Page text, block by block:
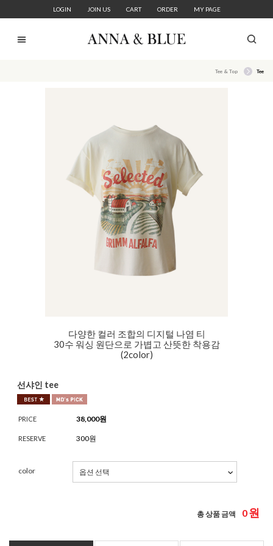
LOGIN JOIN US CART ORDER MY PAGE
Tee & Top Tee
다양한 컬러 조합의 디지털 나염 티
30수 워싱 원단으로 가볍고 산뜻한 착용감
(2color)
선샤인 tee
PRICE 38,000원
RESERVE 300원
color
총 상품 금액 0원